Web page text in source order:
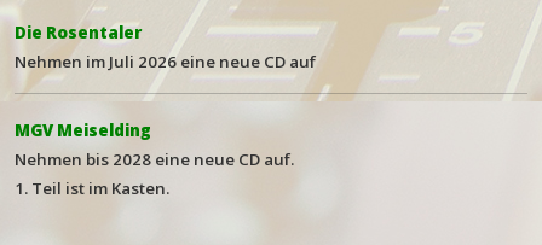
Die Rosentaler
Nehmen im Juli 2026 eine neue CD auf
MGV Meiselding
Nehmen bis 2028 eine neue CD auf.
1. Teil ist im Kasten.